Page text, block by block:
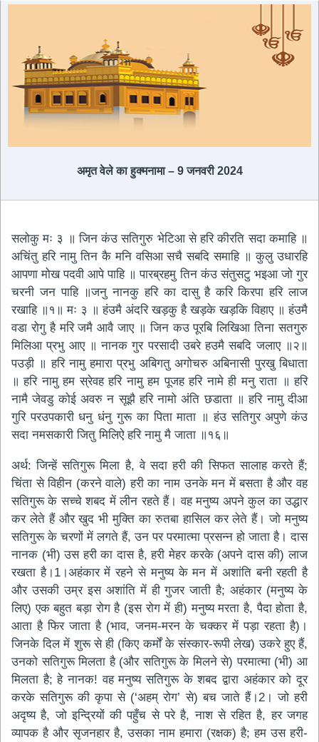
अमृत ​​वेले का हुक्मनामा – 9 जनवरी 2024
सलोकु मः ३ ॥ जिन कंउ सतिगुरु भेटिआ से हरि कीरति सदा कमाहि ॥
अचिंतु हरि नामु तिन कै मनि वसिआ सचै सबदि समाहि ॥ कुलु उधारहि
आपणा मोख पदवी आपे पाहि ॥ पारब्रहमु तिन कंउ संतुसटु भइआ जो गुर
चरनी जन पाहि ॥जनु नानकु हरि का दासु है करि किरपा हरि लाज
रखाहि ॥१॥ मः ३ ॥ हंउमै अंदरि खड़कु है खड़के खड़कि विहाए ॥ हंउमै
वडा रोगु है मरि जमै आवै जाए ॥ जिन कउ पूरबि लिखिआ तिना सतगुरु
मिलिआ प्रभु आए ॥ नानक गुर परसादी उबरे हउमै सबदि जलाए ॥२॥
पउड़ी ॥ हरि नामु हमारा प्रभु अबिगतु अगोचरु अबिनासी पुरखु बिधाता
॥ हरि नामु हम स्रेवह हरि नामु हम पूजह हरि नामे ही मनु राता ॥ हरि
नामै जेवडु कोई अवरु न सूझै हरि नामो अंति छडाता ॥ हरि नामु दीआ
गुरि परउपकारी धनु धंनु गुरू का पिता माता ॥ हंउ सतिगुर अपुणे कंउ
सदा नमसकारी जितु मिलिऐ हरि नामु मै जाता ॥१६॥
अर्थ: जिन्हें सतिगुरू मिला है, वे सदा हरी की सिफत सालाह करते हैं;
चिंता से विहीन (करने वाले) हरी का नाम उनके मन में बसता है और वह
सतिगुरू के सच्चे शबद में लीन रहते हैं। वह मनुष्य अपने कुल का उद्धार
कर लेते हैं और खुद भी मुक्ति का रुतबा हासिल कर लेते हैं। जो मनुष्य
सतिगुरू के चरणों में लगते हैं, उन पर परमात्मा प्रसन्न हो जाता है। दास
नानक (भी) उस हरी का दास है, हरी मेहर करके (अपने दास की) लाज
रखता है।1।अहंकार में रहने से मनुष्य के मन में अशांति बनी रहती है
और उसकी उम्र इस अशांति में ही गुजर जाती है; अहंकार (मनुष्य के
लिए) एक बहुत बड़ा रोग है (इस रोग में ही) मनुष्य मरता है, पैदा होता है,
आता है फिर जाता है (भाव, जनम-मरन के चक्कर में पड़ा रहता है)।
जिनके दिल में शुरू से ही (किए कर्मों के संस्कार-रूपी लेख) उकरे हुए हैं,
उनको सतिगुरू मिलता है (और सतिगुरू के मिलने से) परमात्मा (भी) आ
मिलता है; हे नानक! वह मनुष्य सतिगुरू के शबद द्वारा अहंकार को दूर
करके सतिगुरू की कृपा से (‘अहम् रोग’ से) बच जाते हैं।2। जो हरी
अदृष्य है, जो इन्द्रियों की पहुँच से परे है, नाश से रहित है, हर जगह
व्यापक है और सृजनहार है, उसका नाम हमारा (रक्षक) है; हम उस हरी-